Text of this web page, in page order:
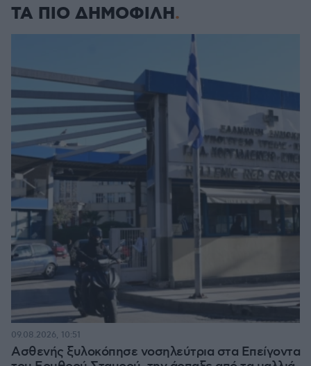
ΤΑ ΠΙΟ ΔΗΜΟΦΙΛΗ
Ασθενής ξυλοκόπησε νοσηλεύτρια στα Επείγοντα
09.08.2026, 10:51